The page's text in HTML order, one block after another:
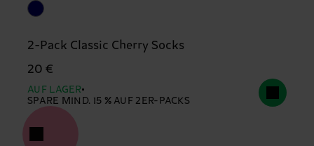
2-Pack Classic Cherry Socks
20 €
AUF LAGER
SPARE MIND. 15 % AUF 2ER-PACKS